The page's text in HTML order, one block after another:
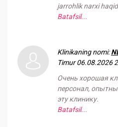
jarrohlik narxi
Batafsil...
Klinikaning nomi:
Timur 06.08.2026
Очень хорошая
персонал,
эту клинику.
Batafsil...